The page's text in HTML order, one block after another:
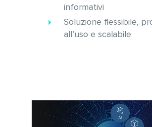
informativi
Soluzione flessibile,
all’uso e scalabile